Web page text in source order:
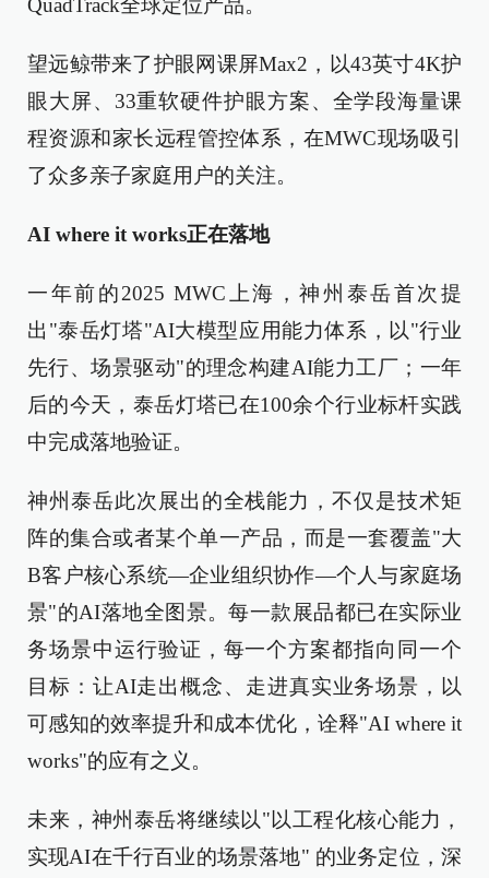
QuadTrack全球定位产品。
望远鲸带来了护眼网课屏Max2，以43英寸4K护
眼大屏、33重软硬件护眼方案、全学段海量课
程资源和家长远程管控体系，在MWC现场吸引
了众多亲子家庭用户的关注。
AI where it works正在落地
一年前的2025 MWC上海，神州泰岳首次提
出"泰岳灯塔"AI大模型应用能力体系，以"行业
先行、场景驱动"的理念构建AI能力工厂；一年
后的今天，泰岳灯塔已在100余个行业标杆实践
中完成落地验证。
神州泰岳此次展出的全栈能力，不仅是技术矩
阵的集合或者某个单一产品，而是一套覆盖"大
B客户核心系统—企业组织协作—个人与家庭场
景"的AI落地全图景。每一款展品都已在实际业
务场景中运行验证，每一个方案都指向同一个
目标：让AI走出概念、走进真实业务场景，以
可感知的效率提升和成本优化，诠释"AI where it
works"的应有之义。
未来，神州泰岳将继续以"以工程化核心能力，
实现AI在千行百业的场景落地" 的业务定位，深